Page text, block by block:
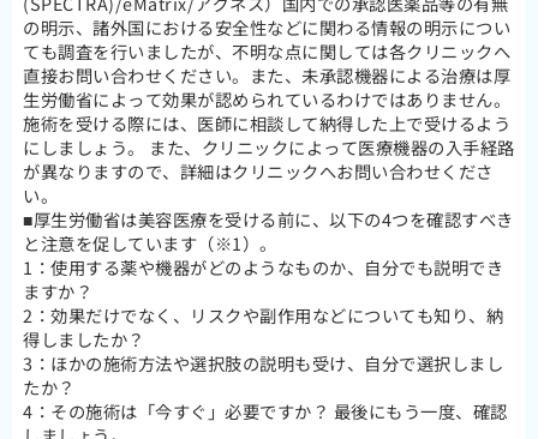
の明示、諸外国における安全性などに関わる情報の明示につい
ても調査を行いましたが、不明な点に関しては各クリニックへ
直接お問い合わせください。また、未承認機器による治療は厚
生労働省によって効果が認められているわけではありません。
施術を受ける際には、医師に相談して納得した上で受けるよう
にしましょう。 また、クリニックによって医療機器の入手経路
が異なりますので、詳細はクリニックへお問い合わせくださ
い。
■厚生労働省は美容医療を受ける前に、以下の4つを確認すべき
と注意を促しています（※1）。
1：使用する薬や機器がどのようなものか、自分でも説明でき
ますか？
2：効果だけでなく、リスクや副作用などについても知り、納
得しましたか？
3：ほかの施術方法や選択肢の説明も受け、自分で選択しまし
たか？
4：その施術は「今すぐ」必要ですか？ 最後にもう一度、確認